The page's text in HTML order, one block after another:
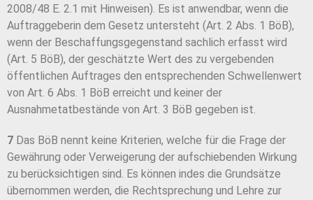
2008/48 E. 2.1 mit Hinweisen). Es ist anwendbar, wenn die
Auftraggeberin dem Gesetz untersteht (Art. 2 Abs. 1 BöB),
wenn der Beschaffungsgegenstand sachlich erfasst wird
(Art. 5 BöB), der geschätzte Wert des zu vergebenden
öffentlichen Auftrages den entsprechenden Schwellenwert
von Art. 6 Abs. 1 BöB erreicht und keiner der
Ausnahmetatbestände von Art. 3 BöB gegeben ist.
7 Das BöB nennt keine Kriterien, welche für die Frage der
Gewährung oder Verweigerung der aufschiebenden Wirkung
zu berücksichtigen sind. Es können indes die Grundsätze
übernommen werden, die Rechtsprechung und Lehre zur